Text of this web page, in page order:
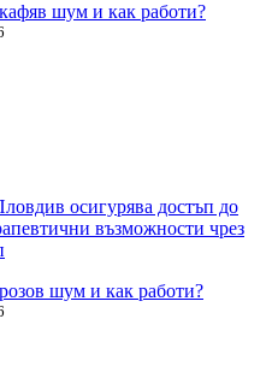
шум и как работи?
осигурява достъп до
възможности чрез
шум и как работи?